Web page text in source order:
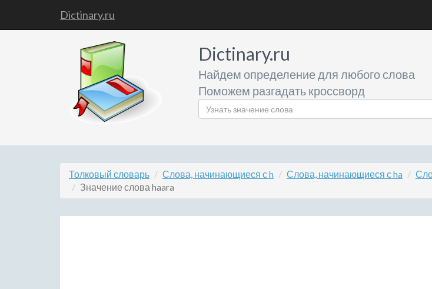
Dictinary.ru
Dictinary.ru
Найдем определение для любого слова
Поможем разгадать кроссворд
Толковый словарь Слова, начинающиеся с h Слова, начинающиеся с ha
Значение слова haara